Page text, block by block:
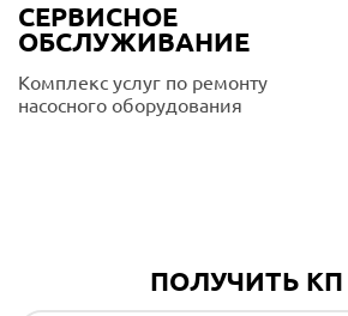
СЕРВИСНОЕ
ОБСЛУЖИВАНИЕ
Комплекс услуг по ремонту
насосного оборудования
ПОЛУЧИТЬ КП